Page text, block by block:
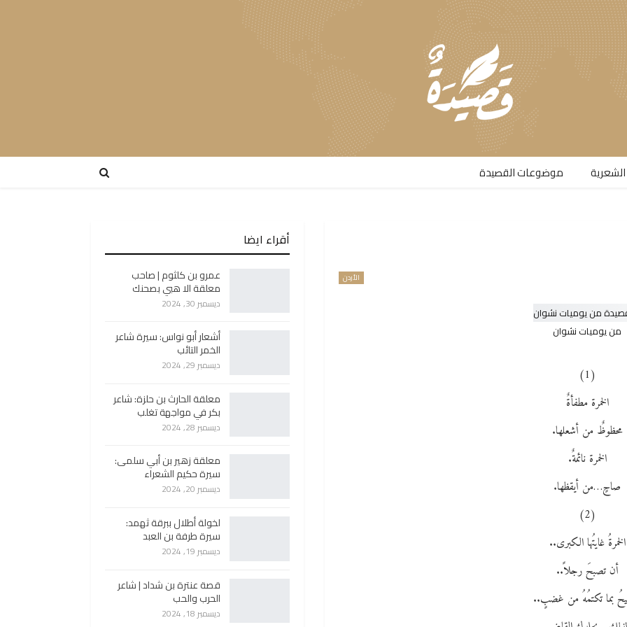
موضوعات القصيدة​
الأردن
من يوميات نشوان
(1)
الخمرة مطفأةٌ
محظوظٌ من أشعلها.
الخمرة نائمةٌ.
صاحٍ…من أيقظها.
(2)
الخمرةُ غايتُها الكبرى..
أن تصبحَ رجلاً..
بما تكتمُهُ من غضبٍ..
أقراء ايضا
عمرو بن كلثوم | صاحب
معلقة الا هبي بصحنك
ديسمبر 30, 2024
أشعار أبو نواس: سيرة شاعر
الخمر التائب
ديسمبر 29, 2024
معلقة الحارث بن حلزة: شاعر
بكر في مواجهة تغلب
ديسمبر 28, 2024
معلقة زهير بن أبي سلمى:
سيرة حكيم الشعراء
ديسمبر 20, 2024
لخولة أطلال ببرقة ثهمد:
سيرة طرفة بن العبد
ديسمبر 19, 2024
قصة عنترة بن شداد | شاعر
الحرب والحب
ديسمبر 18, 2024